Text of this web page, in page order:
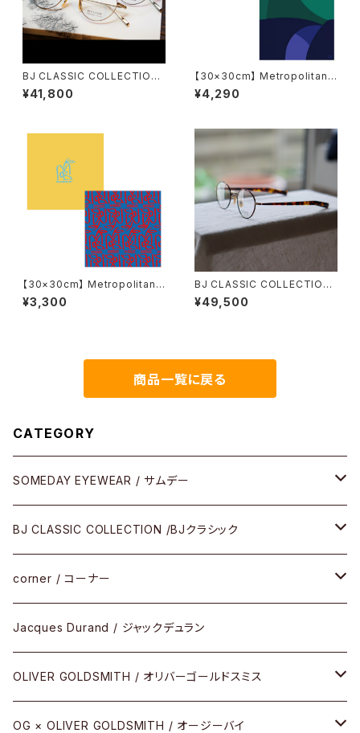
BJ CLASSIC COLLECTION
PREM-114NT ボストン BJクラ
シック
¥41,800
【30×30cm】 Metropolitan
Crossbottle メトロポリタンク
ロスボトル MCB-30-63 / 2 K
¥4,290
【30×30cm】 Metropolitan
Crossbottle メトロポリタンク
ロスボトル WANDERLUST /
¥3,300
BJ CLASSIC COLLECTION
PREM-114S FPT BJクラシッ
ク 2025AW
¥49,500
商品一覧に戻る
CATEGORY
SOMEDAY EYEWEAR / サムデー
メガネ
サングラス
アパレル
その他
BJ CLASSIC COLLECTION /BJクラシック
CELLULOID（CRAFTSMAN EDITION）
SHINBARI（CRAFTSMAN EDITION）
URUSHI（CRAFTSMAN EDITION）
REVIVAL EDITION
corner / コーナー
リサーチシリーズ
サブリメイションシリーズ
Jacques Durand / ジャックデュラン
OLIVER GOLDSMITH / オリバーゴールドスミス
メタル
OG × OLIVER GOLDSMITH / オージーバイ